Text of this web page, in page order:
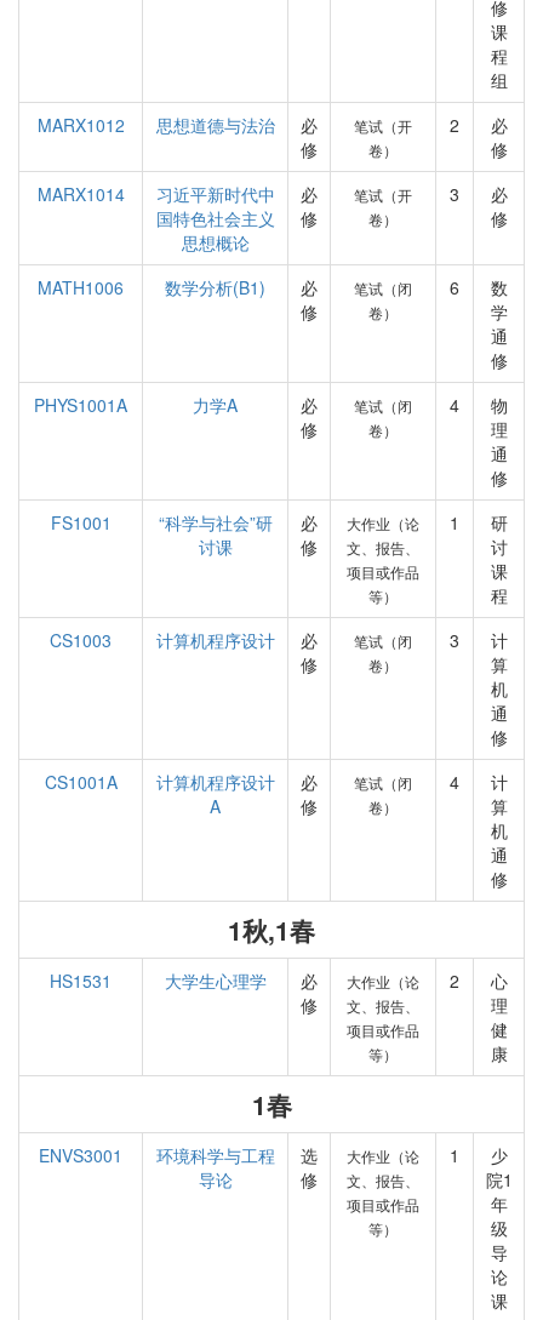
修
课
程
组
MARX1012
思想道德与法治
必
修
笔试（开
卷）
2
必
修
MARX1014
习近平新时代中
国特色社会主义
思想概论
必
修
笔试（开
卷）
3
必
修
MATH1006 数学分析(B1)
必
修
笔试（闭
卷）
6
数
学
通
修
PHYS1001A
力学A
必
修
笔试（闭
卷）
4
物
理
通
修
FS1001
“科学与社会”研
讨课
必
修
大作业（论
文、报告、
项目或作品
等）
1
研
讨
课
程
CS1003
计算机程序设计
必
修
笔试（闭
卷）
3
计
算
机
通
修
CS1001A
计算机程序设计
A
必
修
笔试（闭
卷）
4
计
算
机
通
修
1秋,1春
HS1531 大学生心理学
必
修
大作业（论
文、报告、
项目或作品
等）
2
心
理
健
康
1春
ENVS3001
环境科学与工程
导论
选
修
大作业（论
文、报告、
项目或作品
等）
1
少
院1
年
级
导
论
课